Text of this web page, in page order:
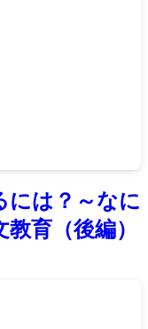
には？～なに
育（後編）